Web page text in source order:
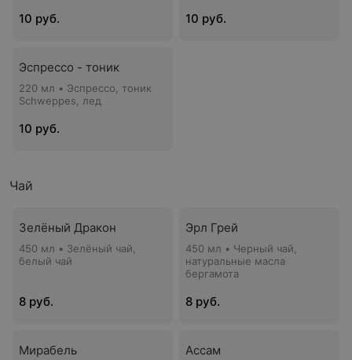
10 руб. 10 руб.
Эспрессо - тоник
220 мл • Эспрессо, тоник
Schweppes, лед
10 руб.
Чай
Зелёный Дракон
450 мл • Зелёный чай,
белый чай
8 руб.
Эрл Грей
450 мл • Черный чай,
натуральные масла
бергамота
8 руб.
Мирабель Ассам